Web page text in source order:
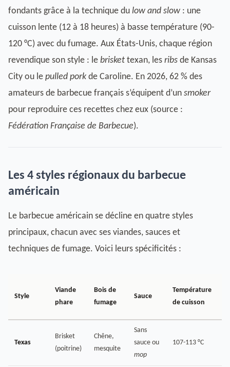
fondants grâce à la technique du low and slow : une
cuisson lente (12 à 18 heures) à basse température (90-
120 °C) avec du fumage. Aux États-Unis, chaque région
revendique son style : le brisket texan, les ribs de Kansas
City ou le pulled pork de Caroline. En 2026, 62 % des
amateurs de barbecue français s’équipent d’un smoker
pour reproduire ces recettes chez eux (source :
Fédération Française de Barbecue).
Les 4 styles régionaux du barbecue
américain
Le barbecue américain se décline en quatre styles
principaux, chacun avec ses viandes, sauces et
techniques de fumage. Voici leurs spécificités :
Style
Viande
phare
Bois de
fumage
Sauce
Température
de cuisson
Texas
Brisket
(poitrine)
Chêne,
mesquite
Sans
sauce ou
mop
107-113 °C